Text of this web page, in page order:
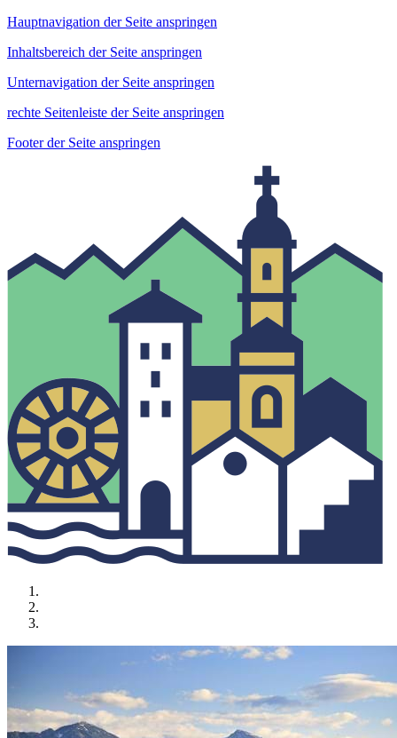
Hauptnavigation der Seite anspringen
Inhaltsbereich der Seite anspringen
Unternavigation der Seite anspringen
rechte Seitenleiste der Seite anspringen
Footer der Seite anspringen